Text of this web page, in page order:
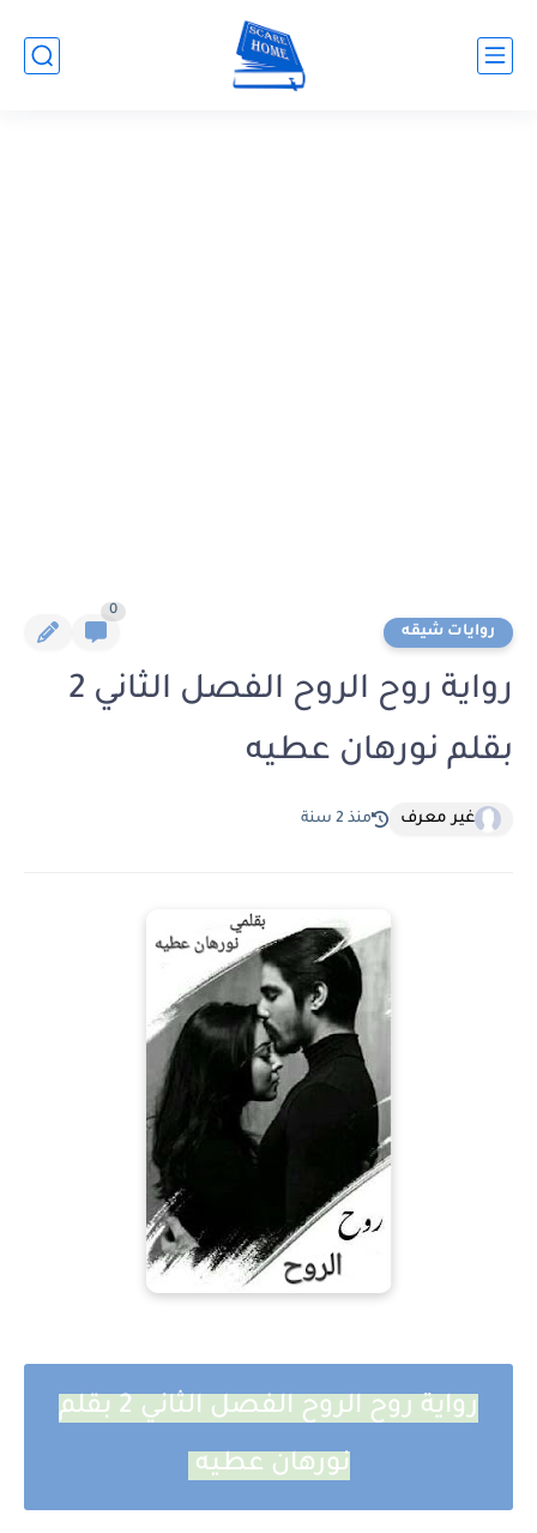
روايات شيقه
0
رواية روح الروح الفصل الثاني 2
بقلم نورهان عطيه
غير معرف منذ 2 سنة
رواية روح الروح الفصل الثاني 2 بقلم
نورهان عطيه